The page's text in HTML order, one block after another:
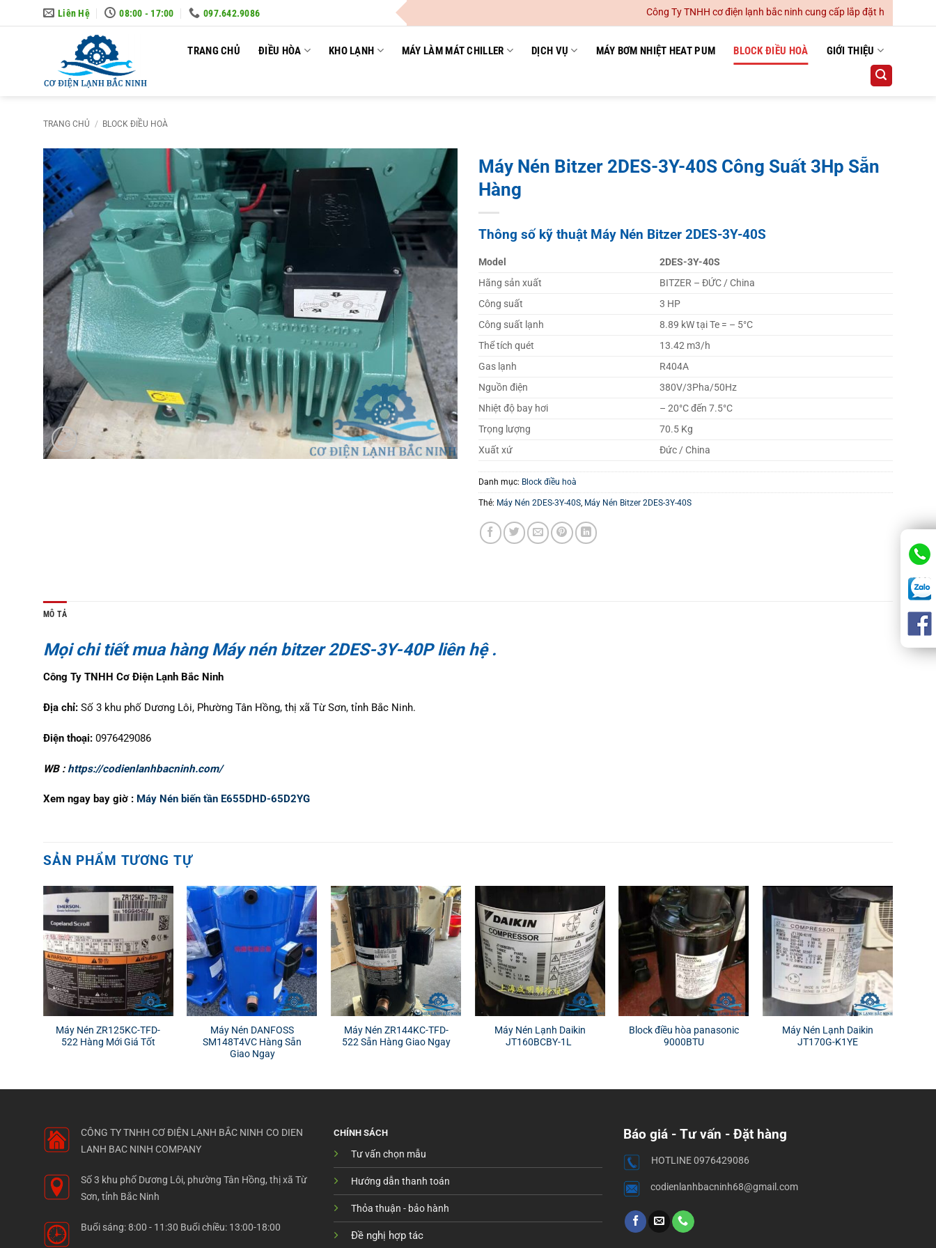
to
Liên Hệ 08:00 - 17:00 097.642.9086 Công Ty TNHH cơ điện lạnh bắc ninh cung cấp lắp đặt hệ thống điều hoà
TRANG CHỦ ĐIỀU HÒA KHO LẠNH MÁY LÀM MÁT CHILLER DỊCH VỤ MÁY BƠM NHIỆT HEAT PUM BLOCK ĐIỀU HOÀ GIỚI THIỆU
TRANG CHỦ / BLOCK ĐIỀU HOÀ
Máy Nén Bitzer 2DES-3Y-40S Công Suất 3Hp Sẵn
Hàng
Thông số kỹ thuật Máy Nén Bitzer 2DES-3Y-40S
Model
2DES-3Y-40S
Hãng sản xuất
BITZER – ĐỨC / China
Công suất
3 HP
Công suất lạnh
8.89 kW tại Te = – 5°C
Thể tích quét
13.42 m3/h
Gas lạnh
R404A
Nguồn điện
380V/3Pha/50Hz
Nhiệt độ bay hơi
– 20°C đến 7.5°C
Trọng lượng
70.5 Kg
Xuất xứ
Đức / China
Danh mục: Block điều hoà
Thẻ: Máy Nén 2DES-3Y-40S, Máy Nén Bitzer 2DES-3Y-40S
MÔ TẢ
Mọi chi tiết mua hàng Máy nén bitzer 2DES-3Y-40P liên hệ .
Công Ty TNHH Cơ Điện Lạnh Bắc Ninh
Địa chỉ: Số 3 khu phố Dương Lôi, Phường Tân Hồng, thị xã Từ Sơn, tỉnh Bắc Ninh.
Điện thoại: 0976429086
WB :https://codienlanhbacninh.com/
Xem ngay bay giờ : Máy Nén biến tần E655DHD-65D2YG
SẢN PHẨM TƯƠNG TỰ
Máy Nén ZR125KC-TFD-
522 Hàng Mới Giá Tốt
Máy Nén DANFOSS
SM148T4VC Hàng Sẵn
Giao Ngay
Máy Nén ZR144KC-TFD-
522 Sẵn Hàng Giao Ngay
Máy Nén Lạnh Daikin
JT160BCBY-1L
Block điều hòa panasonic
9000BTU
Máy Nén Lạnh Daikin
JT170G-K1YE
CÔNG TY TNHH CƠ ĐIỆN LẠNH BẮC NINH CO DIEN
LANH BAC NINH COMPANY
Số 3 khu phố Dương Lôi, phường Tân Hồng, thị xã Từ
Sơn, tỉnh Bắc Ninh
Buổi sáng: 8:00 - 11:30 Buổi chiều: 13:00-18:00
CHÍNH SÁCH
Tư vấn chọn mẫu
Hướng dẫn thanh toán
Thỏa thuận - bảo hành
Đề nghị hợp tác
Báo giá - Tư vấn - Đặt hàng
HOTLINE 0976429086
codienlanhbacninh68@gmail.com